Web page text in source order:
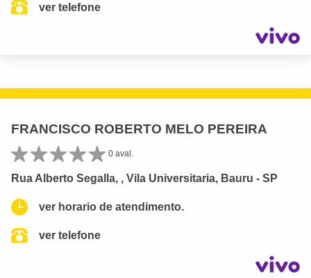
ver telefone
FRANCISCO ROBERTO MELO PEREIRA
0 aval.
Rua Alberto Segalla, , Vila Universitaria, Bauru - SP
ver horario de atendimento.
ver telefone